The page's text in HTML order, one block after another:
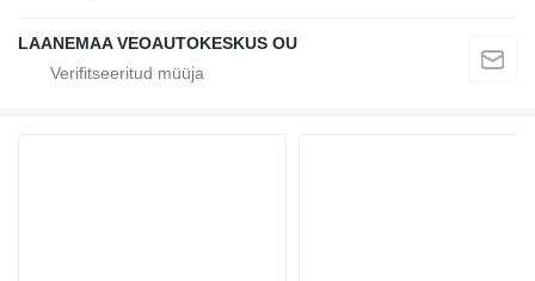
LAANEMAA VEOAUTOKESKUS OU